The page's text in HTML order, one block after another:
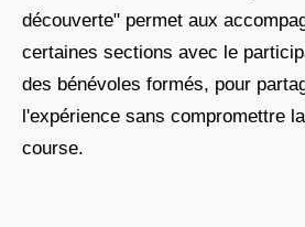
découverte" permet aux
certaines sections avec le
des bénévoles formés, pour
l'expérience sans compromettre
course.